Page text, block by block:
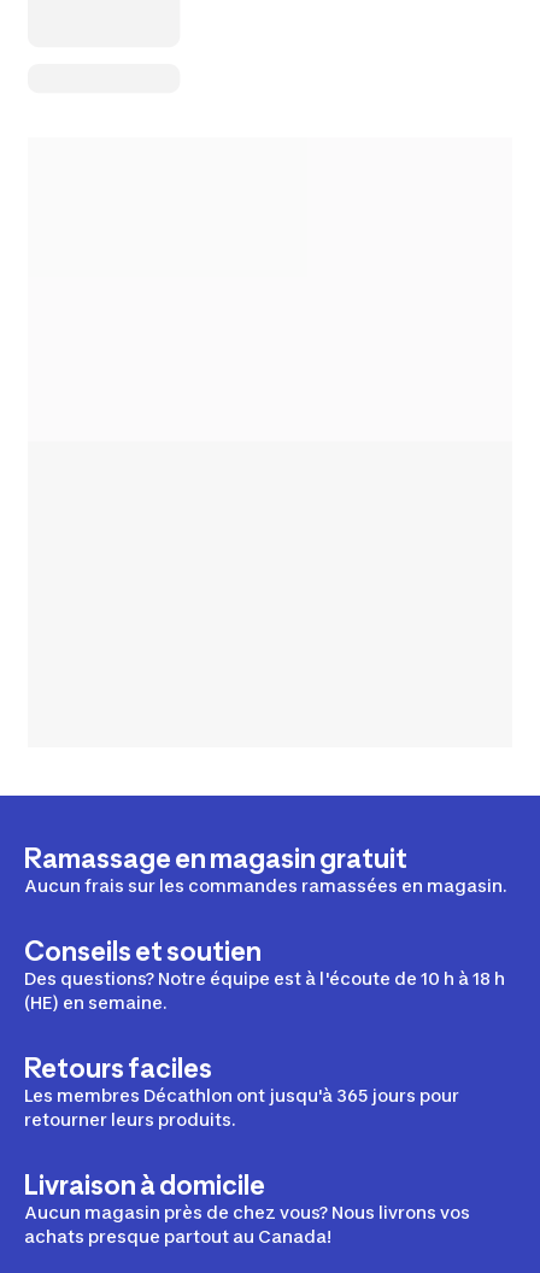
Ramassage en magasin gratuit
Aucun frais sur les commandes ramassées en magasin.
Conseils et soutien
Des questions? Notre équipe est à l'écoute de 10 h à 18 h
(HE) en semaine.
Retours faciles
Les membres Décathlon ont jusqu'à 365 jours pour
retourner leurs produits.
Livraison à domicile
Aucun magasin près de chez vous? Nous livrons vos
achats presque partout au Canada!